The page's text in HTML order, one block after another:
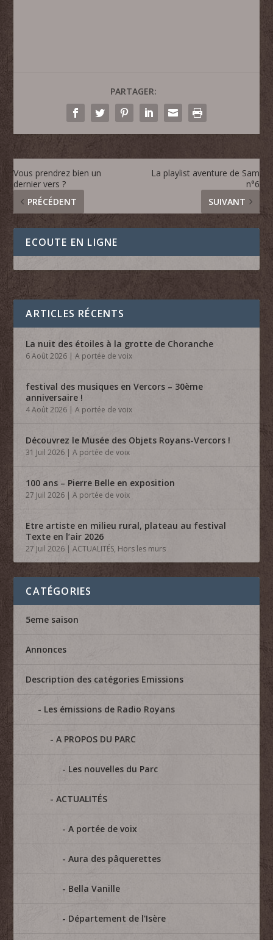
PARTAGER:
Vous prendrez bien un
dernier vers ?
PRÉCÉDENT
La playlist aventure de Sam
n°6
SUIVANT
ECOUTE EN LIGNE
ARTICLES RÉCENTS
La nuit des étoiles à la grotte de Choranche
6 Août 2026 |A portée de voix
festival des musiques en Vercors – 30ème
anniversaire !
4 Août 2026 |A portée de voix
Découvrez le Musée des Objets Royans-Vercors !
31 Juil 2026 |A portée de voix
100 ans – Pierre Belle en exposition
27 Juil 2026 |A portée de voix
Etre artiste en milieu rural, plateau au festival
Texte en l’air 2026
27 Juil 2026 |ACTUALITÉS, Hors les murs
CATÉGORIES
5eme saison
Annonces
Description des catégories Emissions
Les émissions de Radio Royans
A PROPOS DU PARC
Les nouvelles du Parc
ACTUALITÉS
A portée de voix
Aura des pâquerettes
Bella Vanille
Département de l'Isère